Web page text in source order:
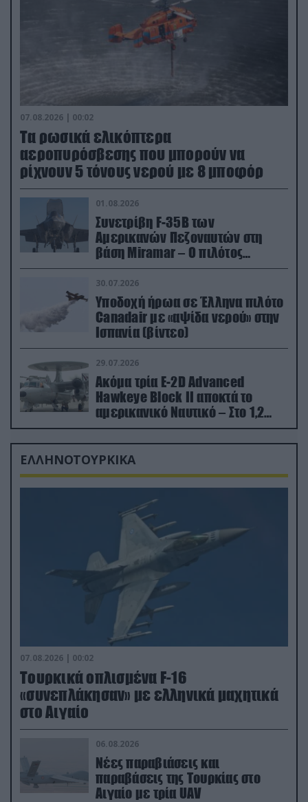
07.08.2026 | 00:02
Τα ρωσικά ελικόπτερα
αεροπυρόσβεσης που μπορούν να
ρίχνουν 5 τόνους νερού με 8 μποφόρ
01.08.2026
Συνετρίβη F-35B των
Αμερικανών Πεζοναυτών στη
βάση Miramar – Ο πιλότος
εκτινάχθηκε εγκαίρως
30.07.2026
Υποδοχή ήρωα σε Έλληνα πιλότο
Canadair με «αψίδα νερού» στην
Ισπανία (βίντεο)
29.07.2026
Ακόμα τρία E-2D Advanced
Hawkeye Block II αποκτά το
αμερικανικό Ναυτικό – Στο 1,2
δισ.δολάρια το κόστος
ΕΛΛΗΝΟΤΟΥΡΚΙΚΑ
07.08.2026 | 00:02
Τουρκικά οπλισμένα F-16
«συνεπλάκησαν» με ελληνικά μαχητικά
στο Αιγαίο
06.08.2026
Νέες παραβιάσεις και
παραβάσεις της Τουρκίας στο
Αιγαίο με τρία UAV